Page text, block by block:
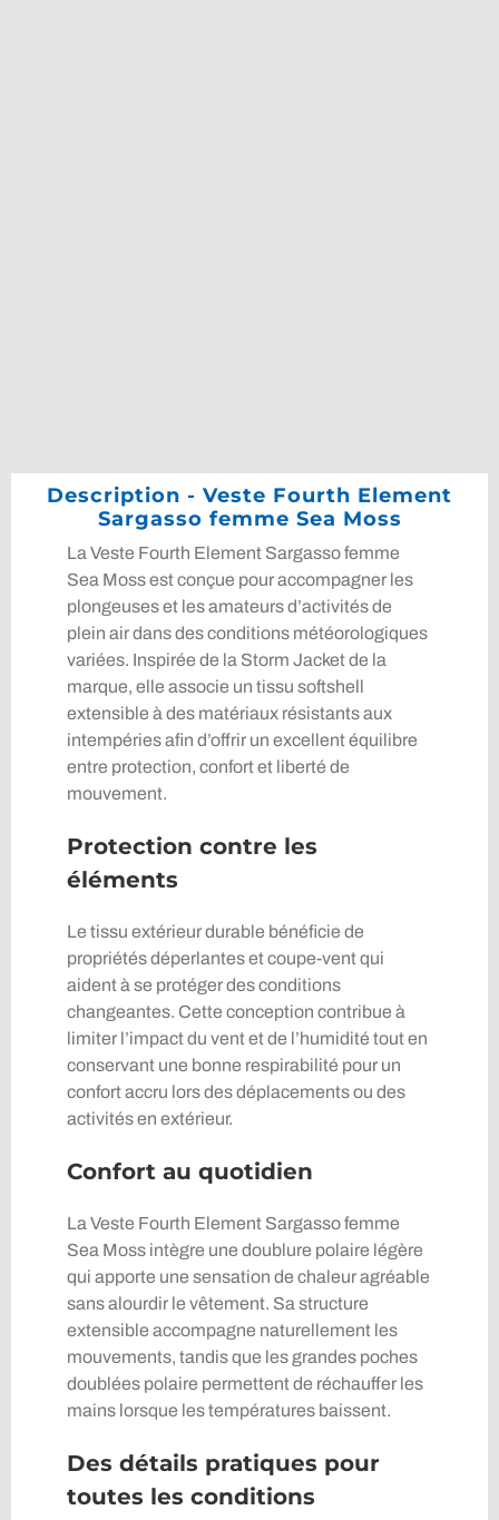
Description - Veste Fourth Element
Sargasso femme Sea Moss
La Veste Fourth Element Sargasso femme
Sea Moss est conçue pour accompagner les
plongeuses et les amateurs d’activités de
plein air dans des conditions météorologiques
variées. Inspirée de la Storm Jacket de la
marque, elle associe un tissu softshell
extensible à des matériaux résistants aux
intempéries afin d’offrir un excellent équilibre
entre protection, confort et liberté de
mouvement.
Protection contre les
éléments
Le tissu extérieur durable bénéficie de
propriétés déperlantes et coupe-vent qui
aident à se protéger des conditions
changeantes. Cette conception contribue à
limiter l’impact du vent et de l’humidité tout en
conservant une bonne respirabilité pour un
confort accru lors des déplacements ou des
activités en extérieur.
Confort au quotidien
La Veste Fourth Element Sargasso femme
Sea Moss intègre une doublure polaire légère
qui apporte une sensation de chaleur agréable
sans alourdir le vêtement. Sa structure
extensible accompagne naturellement les
mouvements, tandis que les grandes poches
doublées polaire permettent de réchauffer les
mains lorsque les températures baissent.
Des détails pratiques pour
toutes les conditions